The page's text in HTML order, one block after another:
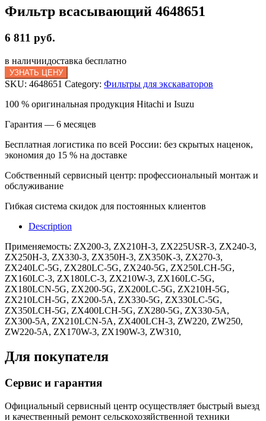
Фильтр всасывающий 4648651
6 811 руб.
в наличиидоставка бесплатно
УЗНАТЬ ЦЕНУ
SKU: 4648651 Category: Фильтры для экскаваторов
100 % оригинальная продукция Hitachi и Isuzu
Гарантия — 6 месяцев
Бесплатная логистика по всей России: без скрытых наценок,
экономия до 15 % на доставке
Собственный сервисный центр: профессиональный монтаж и
обслуживание
Гибкая система скидок для постоянных клиентов
Description
Применяемость: ZX200-3, ZX210H-3, ZX225USR-3, ZX240-3,
ZX250H-3, ZX330-3, ZX350H-3, ZX350K-3, ZX270-3,
ZX240LC-5G, ZX280LC-5G, ZX240-5G, ZX250LCH-5G,
ZX160LC-3, ZX180LC-3, ZX210W-3, ZX160LC-5G,
ZX180LCN-5G, ZX200-5G, ZX200LC-5G, ZX210H-5G,
ZX210LCH-5G, ZX200-5A, ZX330-5G, ZX330LC-5G,
ZX350LCH-5G, ZX400LCH-5G, ZX280-5G, ZX330-5A,
ZX300-5A, ZX210LCN-5A, ZX400LCH-3, ZW220, ZW250,
ZW220-5A, ZX170W-3, ZX190W-3, ZW310,
Для покупателя
Сервис и гарантия
Официальный сервисный центр осуществляет быстрый выезд
и качественный ремонт сельскохозяйственной техники